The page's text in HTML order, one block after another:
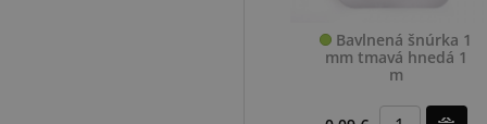
Bavlnená šnúrka 1
mm tmavá hnedá 1
m